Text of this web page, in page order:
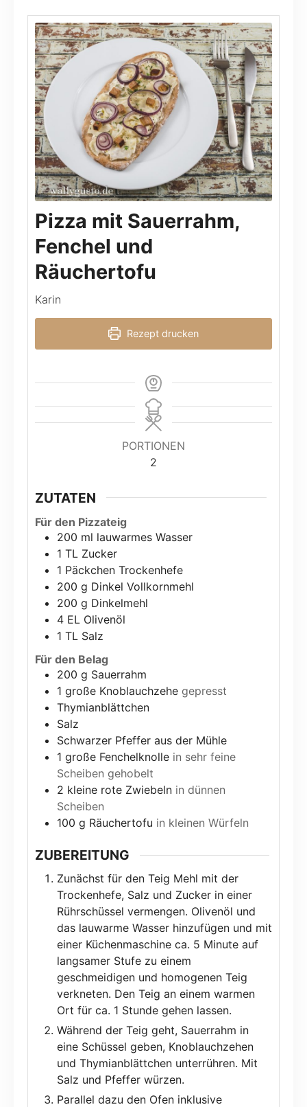
Pizza mit Sauerrahm,
Fenchel und
Räuchertofu
Karin
Rezept drucken
PORTIONEN
2
ZUTATEN
Für den Pizzateig
200 ml lauwarmes Wasser
1 TL Zucker
1 Päckchen Trockenhefe
200 g Dinkel Vollkornmehl
200 g Dinkelmehl
4 EL Olivenöl
1 TL Salz
Für den Belag
200 g Sauerrahm
1 große Knoblauchzehe gepresst
Thymianblättchen
Salz
Schwarzer Pfeffer aus der Mühle
1 große Fenchelknolle in sehr feine
Scheiben gehobelt
2 kleine rote Zwiebeln in dünnen
Scheiben
100 g Räuchertofu in kleinen Würfeln
ZUBEREITUNG
Zunächst für den Teig Mehl mit der
Trockenhefe, Salz und Zucker in einer
Rührschüssel vermengen. Olivenöl und
das lauwarme Wasser hinzufügen und mit
einer Küchenmaschine ca. 5 Minute auf
langsamer Stufe zu einem
geschmeidigen und homogenen Teig
verkneten. Den Teig an einem warmen
Ort für ca. 1 Stunde gehen lassen.
Während der Teig geht, Sauerrahm in
eine Schüssel geben, Knoblauchzehen
und Thymianblättchen unterrühren. Mit
Salz und Pfeffer würzen.
Parallel dazu den Ofen inklusive